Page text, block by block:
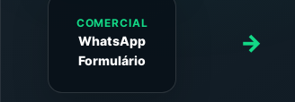
COMERCIAL
WhatsApp
Formulário
→